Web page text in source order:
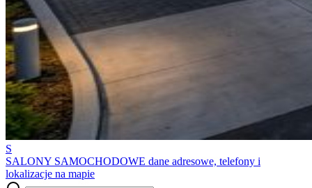
S
SALONY SAMOCHODOWE dane adresowe, telefony i
lokalizacje na mapie